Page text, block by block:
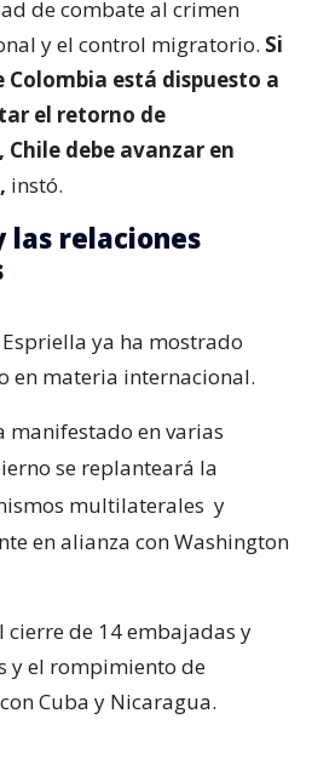
de combate al crimen
y el control migratorio. Si
Colombia está dispuesto a
el retorno de
debe avanzar en
instó.
las relaciones
ya ha mostrado
en materia internacional.
manifestado en varias
se replanteará la
multilaterales y
en alianza con Washington
cierre de 14 embajadas y
y el rompimiento de
Cuba y Nicaragua.